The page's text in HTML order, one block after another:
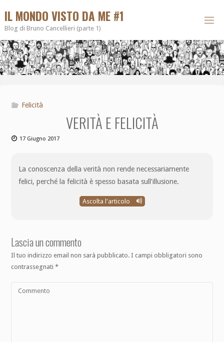
IL MONDO VISTO DA ME #1
Blog di Bruno Cancellieri (parte 1)
Felicità
VERITÀ E FELICITÀ
17 Giugno 2017
La conoscenza della verità non rende necessariamente
felici, perché la felicità è spesso basata sull’illusione.
Ascolta l'articolo
Lascia un commento
Il tuo indirizzo email non sarà pubblicato. I campi obbligatori sono
contrassegnati*